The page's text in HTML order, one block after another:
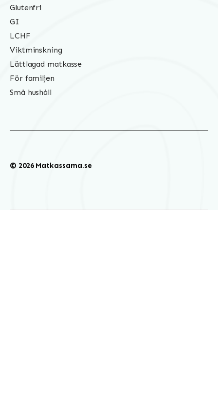
Glutenfri
GI
LCHF
Viktminskning
Lättlagad matkasse
För familjen
Små hushåll
© 2026 Matkassarna.se